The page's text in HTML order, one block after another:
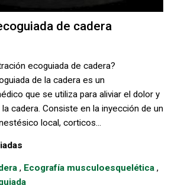
de cadera
ecoguiada de cadera?
de la cadera es un
que se utiliza para aliviar el dolor y
cadera. Consiste en la inyección de un
local, corticos...
, Ecografía musculoesquelética ,